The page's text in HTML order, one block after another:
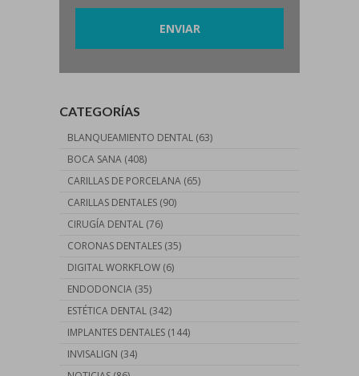
CATEGORÍAS
BLANQUEAMIENTO DENTAL (63)
BOCA SANA (408)
CARILLAS DE PORCELANA (65)
CARILLAS DENTALES (90)
CIRUGÍA DENTAL (76)
CORONAS DENTALES (35)
DIGITAL WORKFLOW (6)
ENDODONCIA (35)
ESTÉTICA DENTAL (342)
IMPLANTES DENTALES (144)
INVISALIGN (34)